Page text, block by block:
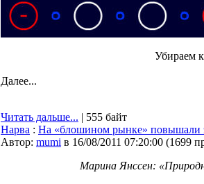
Убираем
Далее...
Читать дальше... | 555 байт
Нарва : На «блошином рынке» повышали
Автор: mumi в 16/08/2011 07:20:00 (1699
Марина Янссен: